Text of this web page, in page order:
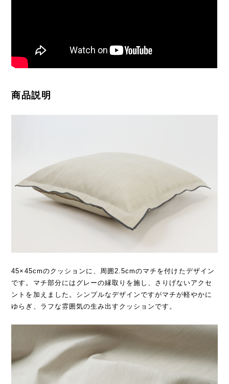
商品説明
45×45cmのクッションに、周囲2.5cmのマチを付けたデザイン
です。マチ部分にはグレーの縁取りを施し、さりげないアクセ
ントを加えました。シンプルなデザインですがマチが軽やかに
ゆらぎ、ラフな雰囲気の生み出すクッションです。